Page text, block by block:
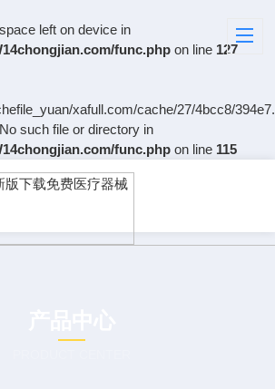
left on device in
func.php on line 127
xafull.com/cache/27/4bcc8/
such file or directory in
func.php on line 115